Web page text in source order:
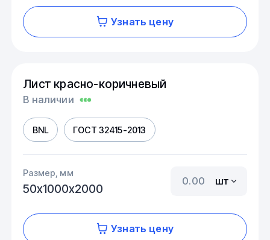
Узнать цену
Лист красно-коричневый
В наличии
BNL ГОСТ 32415-2013
Размер, мм
50х1000х2000
шт
Узнать цену